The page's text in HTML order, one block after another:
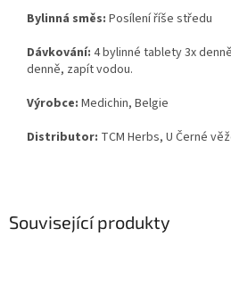
Související produkty
Bylinná směs: Posílení říše středu
Dávkování: 4 bylinné tablety 3x
denně, zapít vodou.
Výrobce: Medichin, Belgie
Distributor: TCM Herbs, U Černé